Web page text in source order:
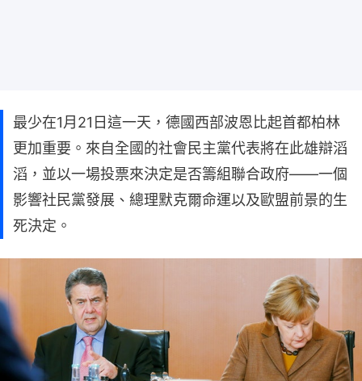
最少在1月21日這一天，德國西部波恩比起首都柏林
更加重要。來自全國的社會民主黨代表將在此雄辯滔
滔，並以一場投票來決定是否籌組聯合政府——一個
影響社民黨發展、總理默克爾命運以及歐盟前景的生
死決定。